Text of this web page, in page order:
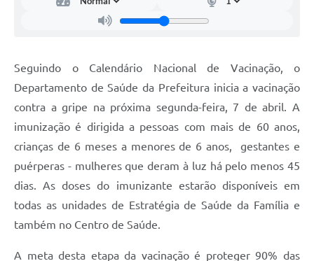
Seguindo o Calendário Nacional de Vacinação, o
Departamento de Saúde da Prefeitura inicia a vacinação
contra a gripe na próxima segunda-feira, 7 de abril. A
imunização é dirigida a pessoas com mais de 60 anos,
crianças de 6 meses a menores de 6 anos, gestantes e
puérperas - mulheres que deram à luz há pelo menos 45
dias. As doses do imunizante estarão disponíveis em
todas as unidades de Estratégia de Saúde da Família e
também no Centro de Saúde.
A meta desta etapa da vacinação é proteger 90% das